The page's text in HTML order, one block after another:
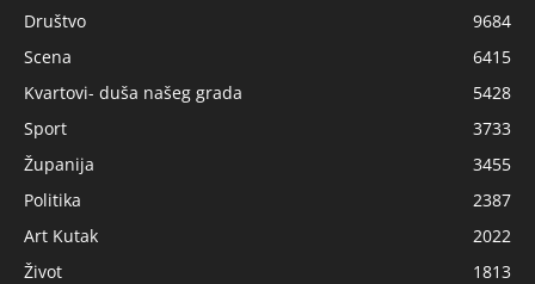
Društvo
9684
Scena
6415
Kvartovi- duša našeg grada
5428
Sport
3733
Županija
3455
Politika
2387
Art Kutak
2022
Život
1813